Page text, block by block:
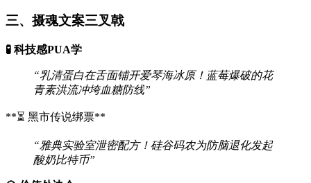
三、摄魂文案三叉戟
🧪 科技感PUA学
“乳清蛋白在舌面铺开爱琴海冰原！蓝莓爆破的花
青素洪流冲垮血糖防线”
​**⏳ 黑市传说绑票**​
“雅典实验室泄密配方！硅谷码农为防脑退化发起
酸奶比特币”